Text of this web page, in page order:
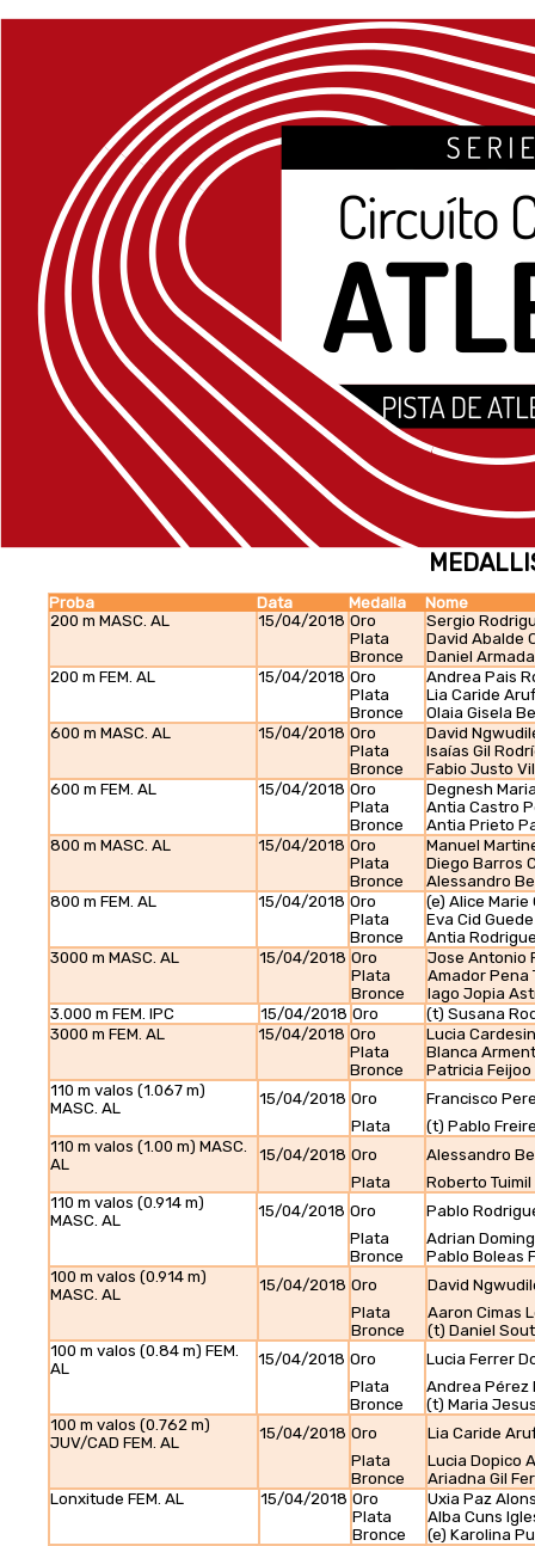
Proba Data Medalla
Nome
200 m MASC. AL
15/04/2018 Oro
Sergio
Plata
David Abalde
Bronce
Daniel
200 m FEM. AL
15/04/2018 Oro
Andrea Pais
Plata
Lia Caride
Bronce
Olaia Gisela
600 m MASC. AL
15/04/2018 Oro
David
Plata
Isaías Gil
Bronce
Fabio Justo
600 m FEM. AL
15/04/2018 Oro
Degnesh
Plata
Antia Castro
Bronce
Antia Prieto
800 m MASC. AL
15/04/2018 Oro
Manuel
Plata
Diego Barros
Bronce
Alessandro
800 m FEM. AL
15/04/2018 Oro
(e) Alice
Plata
Eva Cid Guede
Bronce
Antia
3000 m MASC. AL
15/04/2018 Oro
Jose Antonio
Plata
Amador Pena
Bronce
Iago Jopia
3.000 m FEM. IPC
15/04/2018 Oro
(t) Susana
3000 m FEM. AL
15/04/2018 Oro
Lucia
Plata
Blanca
Bronce
Patricia
110 m valos (1.067 m)
MASC. AL
15/04/2018 Oro
Francisco
Plata
(t) Pablo
110 m valos (1.00 m) MASC.
AL
15/04/2018 Oro
Alessandro
Plata
Roberto
110 m valos (0.914 m)
MASC. AL
15/04/2018 Oro
Pablo
Plata
Adrian
Bronce
Pablo Boleas
100 m valos (0.914 m)
MASC. AL
15/04/2018 Oro
David
Plata
Aaron Cimas
Bronce
(t) Daniel
100 m valos (0.84 m) FEM.
AL
15/04/2018 Oro
Lucia Ferrer
Plata
Andrea Pérez
Bronce
(t) Maria
100 m valos (0.762 m)
JUV/CAD FEM. AL
15/04/2018 Oro
Lia Caride
Plata
Lucia Dopico
Bronce
Ariadna Gil
Lonxitude FEM. AL
15/04/2018 Oro
Uxia Paz
Plata
Alba Cuns
Bronce
(e) Karolina